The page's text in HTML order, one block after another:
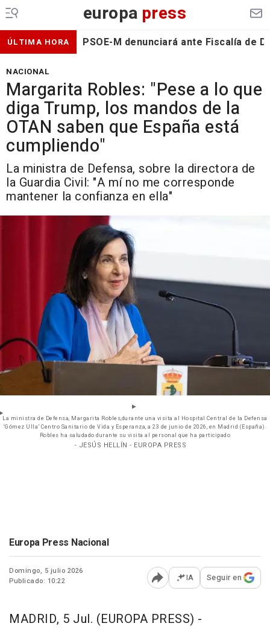
europa press
ÚLTIMA HORA PSOE-M denunciará ante Fiscalía de
NACIONAL
Margarita Robles: "Pese a lo que
diga Trump, los mandos de la
OTAN saben que España está
cumpliendo"
La ministra de Defensa, sobre la directora de
la Guardia Civil: "A mí no me corresponde
mantener la confianza en ella"
La ministra de Defensa, Margarita Robles,durante una visita al Hospital Central de la Defensa
‘Gómez Ulla’ Centro Sanitario de Vida y Esperanza, a 23 de junio de 2026, en Madrid (España).
Robles ha saludado durante su visita al personal que ha participado
- JESÚS HELLÍN - EUROPA PRESS
Europa Press Nacional
Domingo, 5 julio 2026
Publicado: 10:22
Abrir opciones para
IA Seguir en
MADRID, 5 Jul. (EUROPA PRESS) -